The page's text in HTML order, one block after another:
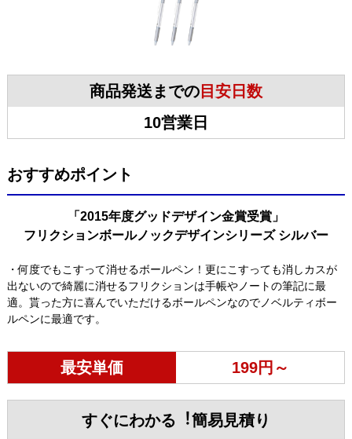
商品発送までの 目安日数
10営業日
おすすめポイント
「2015年度グッドデザイン金賞受賞」
フリクションボールノックデザインシリーズ シルバー
・何度でもこすって消せるボールペン！更にこすっても消しカスが
出ないので綺麗に消せるフリクションは手帳やノートの筆記に最
適。貰った方に喜んでいただけるボールペンなのでノベルティボー
ルペンに最適です。
最安単価 199円～
すぐにわかる︕簡易見積り